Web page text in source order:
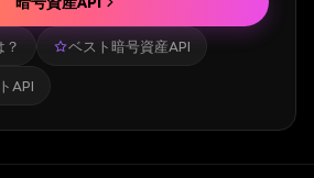
ベスト暗号資産API
API